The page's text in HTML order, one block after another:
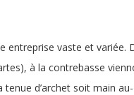
entreprise vaste et variée.
à la contrebasse
d’archet soit main